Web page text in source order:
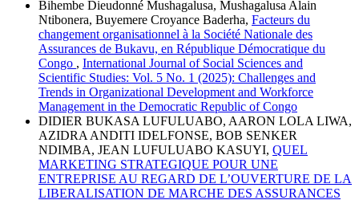
Bihembe Dieudonné Mushagalusa, Mushagalusa Alain
Ntibonera, Buyemere Croyance Baderha, Facteurs du
changement organisationnel à la Société Nationale des
Assurances de Bukavu, en République Démocratique du
Congo , International Journal of Social Sciences and
Scientific Studies: Vol. 5 No. 1 (2025): Challenges and
Trends in Organizational Development and Workforce
Management in the Democratic Republic of Congo
DIDIER BUKASA LUFULUABO, AARON LOLA LIWA,
AZIDRA ANDITI IDELFONSE, BOB SENKER
NDIMBA, JEAN LUFULUABO KASUYI, QUEL
MARKETING STRATEGIQUE POUR UNE
ENTREPRISE AU REGARD DE L’OUVERTURE DE LA
LIBERALISATION DE MARCHE DES ASSURANCES